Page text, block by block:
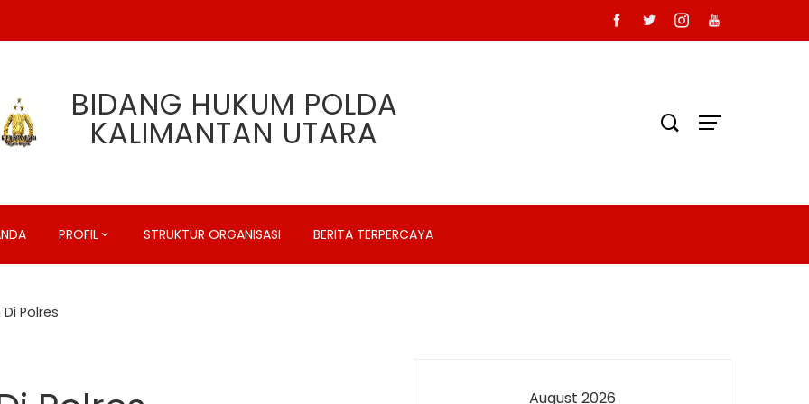
BIDANG HUKUM POLDA
KALIMANTAN UTARA
PROFIL STRUKTUR ORGANISASI BERITA TERPERCAYA
Polres
August 2026